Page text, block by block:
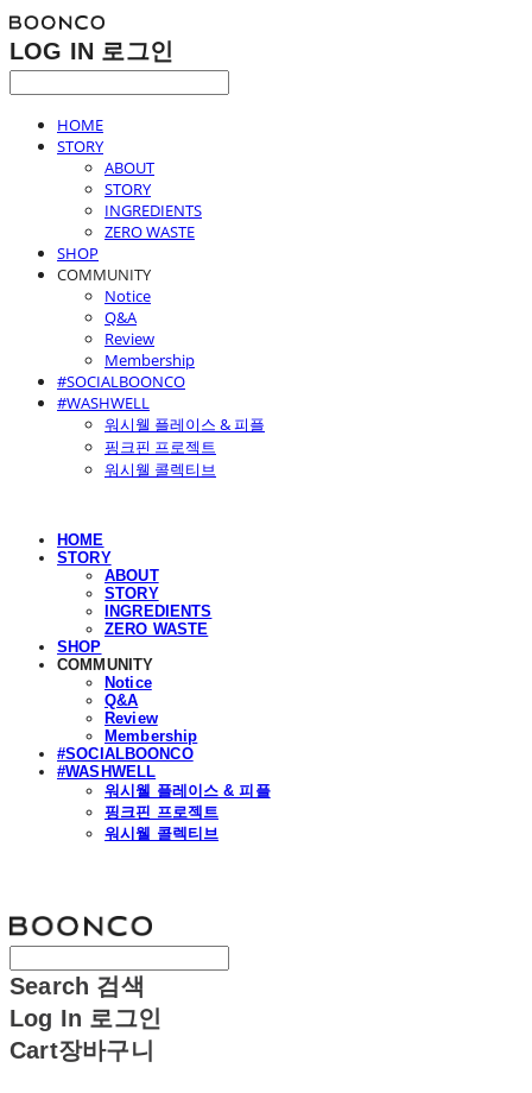
LOG IN 로그인
HOME
STORY
ABOUT
STORY
INGREDIENTS
ZERO WASTE
SHOP
COMMUNITY
Notice
Q&A
Review
Membership
#SOCIALBOONCO
#WASHWELL
워시웰 플레이스 & 피플
핑크핀 프로젝트
워시웰 콜렉티브
HOME
STORY
ABOUT
STORY
INGREDIENTS
ZERO WASTE
SHOP
COMMUNITY
Notice
Q&A
Review
Membership
#SOCIALBOONCO
#WASHWELL
워시웰 플레이스 & 피플
핑크핀 프로젝트
워시웰 콜렉티브
Search 검색
Log In 로그인
Cart장바구니